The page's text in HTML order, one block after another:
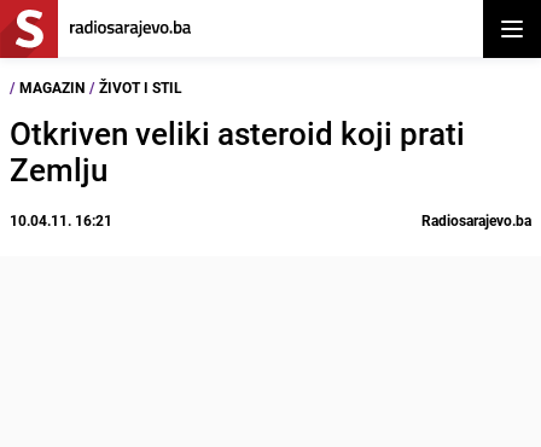
/ MAGAZIN / ŽIVOT I STIL
Otkriven veliki asteroid koji prati
Zemlju
10.04.11. 16:21 Radiosarajevo.ba